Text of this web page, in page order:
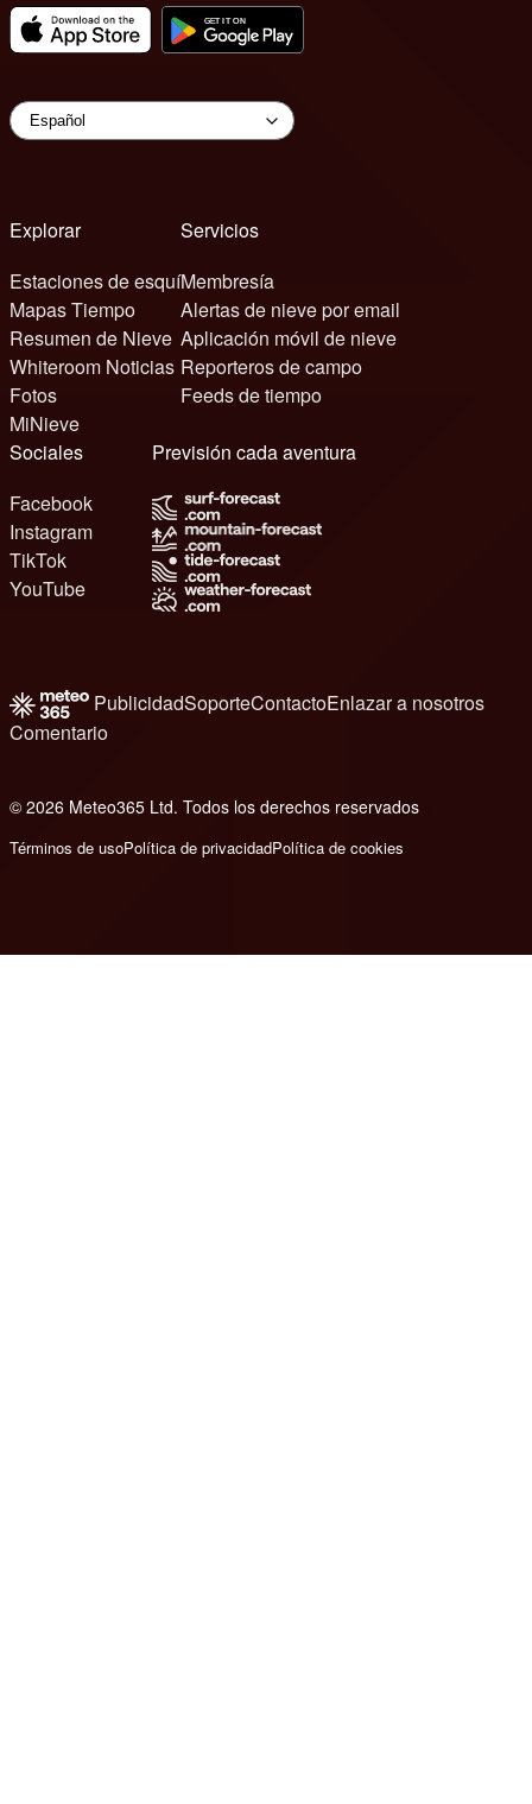
Explorar
Estaciones de esquí
Mapas Tiempo
Resumen de Nieve
Whiteroom Noticias
Fotos
MiNieve
Servicios
Membresía
Alertas de nieve por email
Aplicación móvil de nieve
Reporteros de campo
Feeds de tiempo
Sociales
Facebook
Instagram
TikTok
YouTube
Previsión cada aventura
PublicidadSoporteContactoEnlazar a nosotros
Comentario
© 2026 Meteo365 Ltd. Todos los derechos reservados
Términos de usoPolítica de privacidadPolítica de cookies